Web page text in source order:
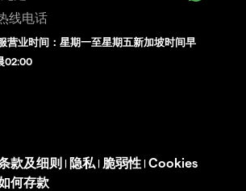
线电话
营业时间：星期一至星期五新加坡时间早
02:00
款及细则 | 隐私 | 脆弱性 | Cookies
何存款